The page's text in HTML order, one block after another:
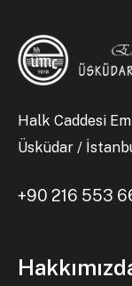
Halk Caddesi
Üsküdar /
+90 216 553